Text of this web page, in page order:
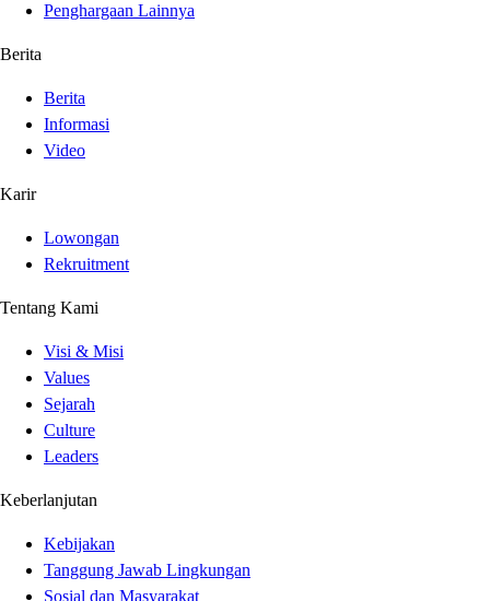
Penghargaan Lainnya
Berita
Berita
Informasi
Video
Karir
Lowongan
Rekruitment
Tentang Kami
Visi & Misi
Values
Sejarah
Culture
Leaders
Keberlanjutan
Kebijakan
Tanggung Jawab Lingkungan
Sosial dan Masyarakat